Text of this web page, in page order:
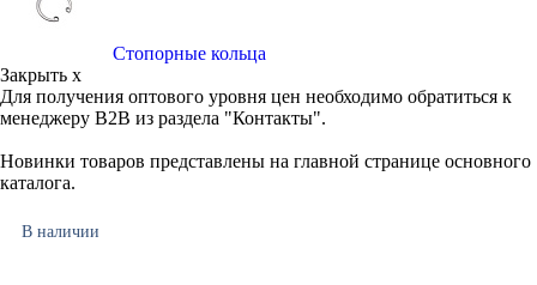
Стопорные кольца
Закрыть x
Для получения оптового уровня цен необходимо обратиться к
менеджеру B2B из раздела "Контакты".
Новинки товаров представлены на главной странице основного
каталога.
В наличии